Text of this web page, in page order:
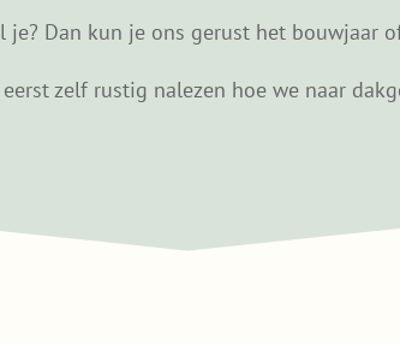
je? Dan kun je ons gerust het bouwjaar
zelf rustig nalezen hoe we naar